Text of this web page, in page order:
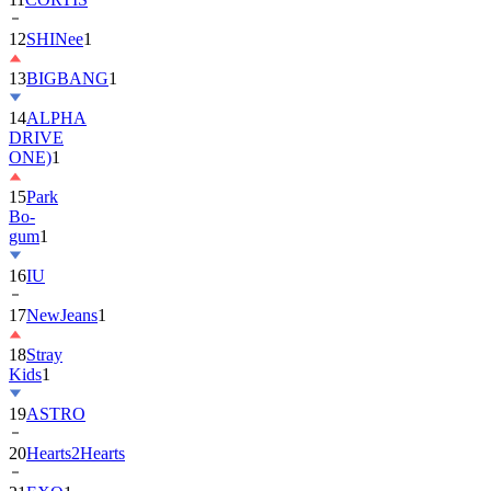
13BIGBANG
14ALPHA
DRIVE
ONE)1
15Park
Bo-
gum1
16IU
17NewJeans
18Stray
Kids
19ASTRO
20Hearts2Hearts
21EXO1